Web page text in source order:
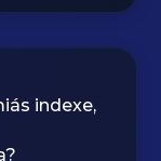
indexe,